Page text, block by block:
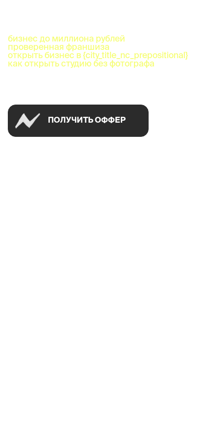
бизнес до миллиона рублей
проверенная франшиза
открыть бизнес в {city_title_nc_prepositional}
как открыть студию без фотографа
ПОЛУЧИТЬ ОФФЕР